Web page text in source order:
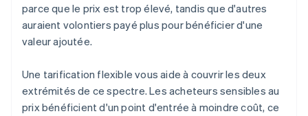
parce que le prix est trop élevé, tandis que d'autres
auraient volontiers payé plus pour bénéficier d'une
valeur ajoutée.
Une tarification flexible vous aide à couvrir les deux
extrémités de ce spectre. Les acheteurs sensibles au
prix bénéficient d'un point d'entrée à moindre coût, ce